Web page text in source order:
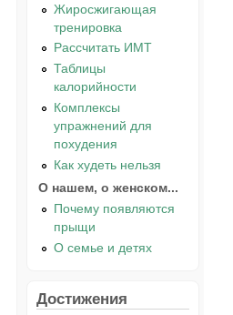
Жиросжигающая
тренировка
Рассчитать ИМТ
Таблицы
калорийности
Комплексы
упражнений для
похудения
Как худеть нельзя
О нашем, о женском...
Почему появляются
прыщи
О семье и детях
Достижения